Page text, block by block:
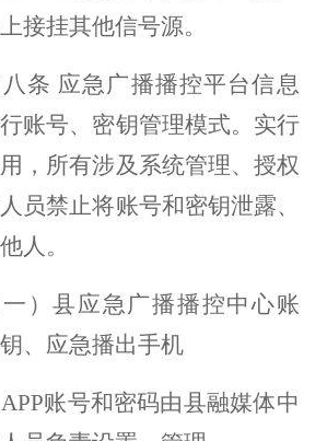
接挂其他信号源。
八条 应急广播播控平台信息
账号、密钥管理模式。实行
，所有涉及系统管理、授权
员禁止将账号和密钥泄露、
人。
一）县应急广播播控中心账
、应急播出手机
APP账号和密码由县融媒体中